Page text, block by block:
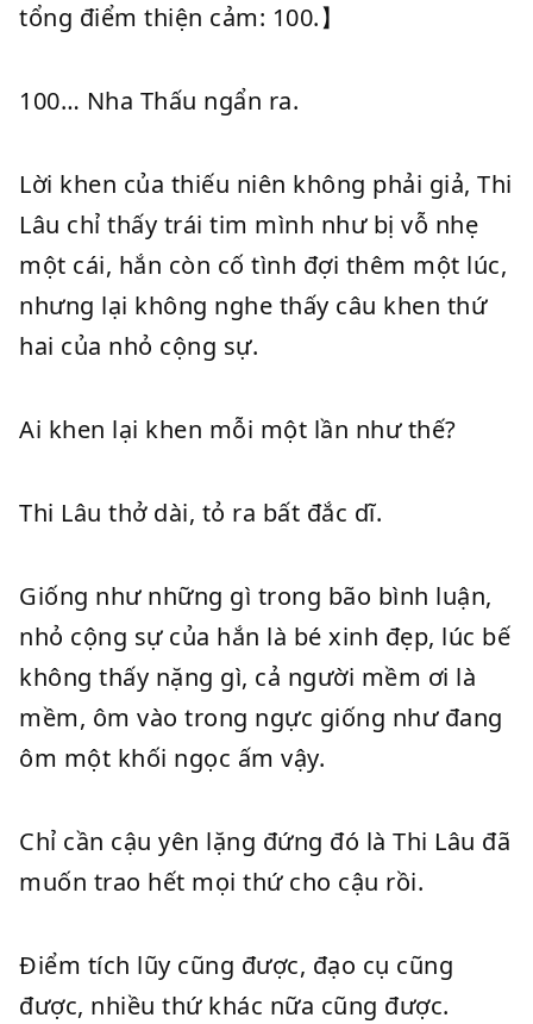
tổng điểm thiện cảm: 100.】
100… Nha Thấu ngẩn ra.
Lời khen của thiếu niên không phải giả, Thi
Lâu chỉ thấy trái tim mình như bị vỗ nhẹ
một cái, hắn còn cố tình đợi thêm một lúc,
nhưng lại không nghe thấy câu khen thứ
hai của nhỏ cộng sự.
Ai khen lại khen mỗi một lần như thế?
Thi Lâu thở dài, tỏ ra bất đắc dĩ.
Giống như những gì trong bão bình luận,
nhỏ cộng sự của hắn là bé xinh đẹp, lúc bế
không thấy nặng gì, cả người mềm ơi là
mềm, ôm vào trong ngực giống như đang
ôm một khối ngọc ấm vậy.
Chỉ cần cậu yên lặng đứng đó là Thi Lâu đã
muốn trao hết mọi thứ cho cậu rồi.
Điểm tích lũy cũng được, đạo cụ cũng
được, nhiều thứ khác nữa cũng được.